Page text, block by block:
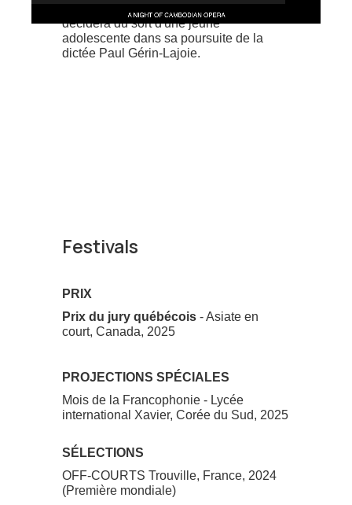
folkloriques dans un opéra cambodgien
décidera du sort d'une jeune
adolescente dans sa poursuite de la
dictée Paul Gérin-Lajoie.
Festivals
PRIX
Prix du jury québécois - Asiate en
court, Canada, 2025
PROJECTIONS SPÉCIALES
Mois de la Francophonie - Lycée
international Xavier, Corée du Sud, 2025
SÉLECTIONS
OFF-COURTS Trouville, France, 2024
(Première mondiale)